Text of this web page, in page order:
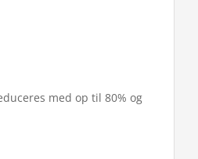
med op til 80% og